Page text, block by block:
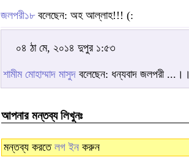
জলপরী১৮বলেছেন: অহ আল্লাহ!!! (:
০৪ ঠা মে, ২০১৪ দুপুর ১:৫৩
শামীম মোহাম্মাদ মাসুদ বলেছেন: ধন্যবাদ জলপরী ...।।
আপনার মন্তব্য লিখুনঃ
মন্তব্য করতে লগ ইন করুন